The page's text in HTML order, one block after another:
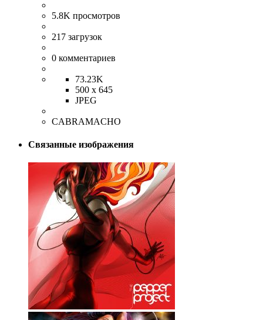
5.8K просмотров
217 загрузок
0 комментариев
73.23K
500 x 645
JPEG
CABRAMACHO
Связанные изображения